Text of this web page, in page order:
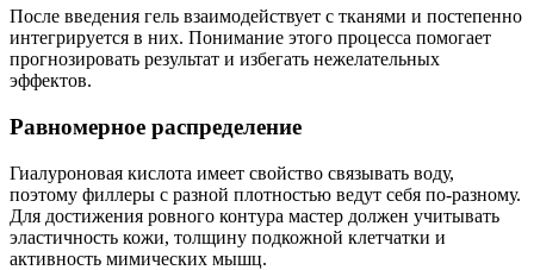
После введения гель взаимодействует с тканями и постепенно
интегрируется в них. Понимание этого процесса помогает
прогнозировать результат и избегать нежелательных
эффектов.
Равномерное распределение
Гиалуроновая кислота имеет свойство связывать воду,
поэтому филлеры с разной плотностью ведут себя по-разному.
Для достижения ровного контура мастер должен учитывать
эластичность кожи, толщину подкожной клетчатки и
активность мимических мышц.